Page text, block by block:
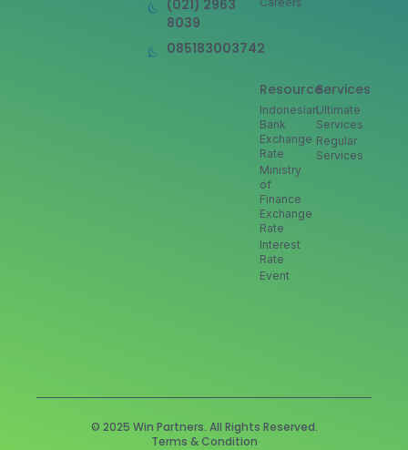
(021) 2963
8039
085183003742
Services
Ultimate
Services
Regular
Services
Resource
Indonesian
Bank
Exchange
Rate
Ministry
of
Finance
Exchange
Rate
Interest
Rate
Event
© 2025 Win Partners. All Rights Reserved.
Terms & Condition